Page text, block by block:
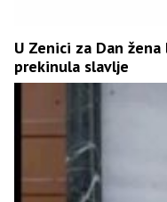
U Zenici za Dan
prekinula slavlje